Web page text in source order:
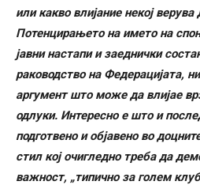
или какво влијание некој
Потенцирањето на името на
јавни настапи и заеднички
раководство на Федерацијата,
аргумент што може да влијае
одлуки. Интересно е што и
подготвено и објавено во
стил кој очигледно треба да
важност, „типично за голем